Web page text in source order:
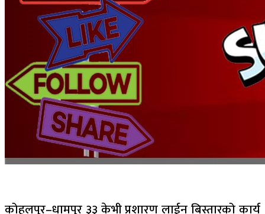
कोहलपुर–धामपुर ३३ केभी प्रशारण लाईन बिस्तारको कार्य